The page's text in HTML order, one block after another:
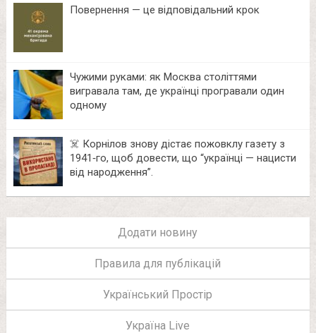
Повернення — це відповідальний крок
Чужими руками: як Москва століттями
вигравала там, де українці програвали один
одному
☠️ Корнілов знову дістає пожовклу газету з
1941‑го, щоб довести, що “українці — нацисти
від народження”.
Додати новину
Правила для публікацій
Український Простір
Україна Live